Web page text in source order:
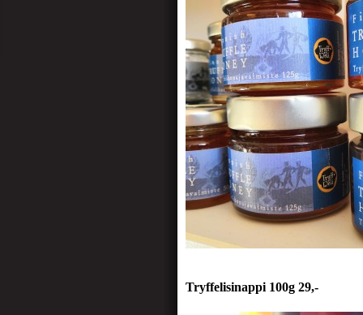
Tryffelisinappi 100g 29,-